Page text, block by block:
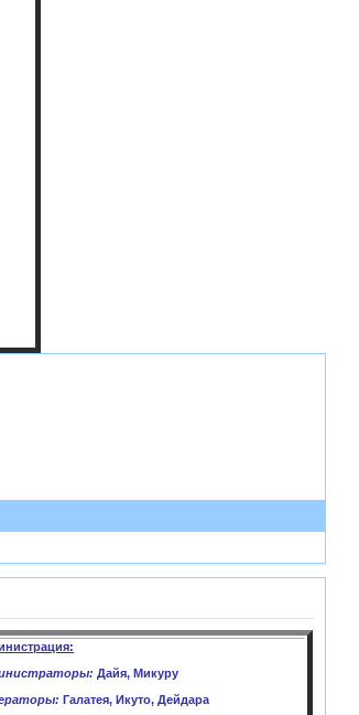
Дайя, Микуру
Галатея, Икуто, Дейдара